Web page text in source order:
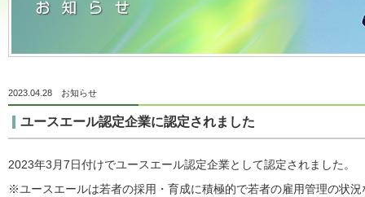
2023.04.28 お知らせ
ユースエール認定企業に認定されました
2023年3月7日付けでユースエール認定企業として認定されました。
※ユースエールは若者の採用・育成に積極的で若者の雇用管理の状況